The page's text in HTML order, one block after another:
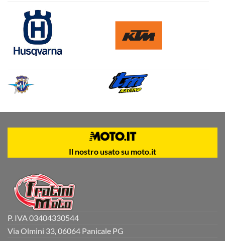
Il nostro usato su moto.it
P. IVA 03404330544
Via Olmini 33, 06064 Panicale PG